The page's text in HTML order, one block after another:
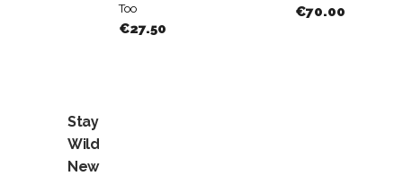
Too
€27.50
€70.00
Stay
Wild
New